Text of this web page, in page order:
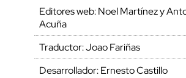
Editores web: Noel Martínez y
Acuña
Traductor: Joao Fariñas
Desarrollador: Ernesto Castillo